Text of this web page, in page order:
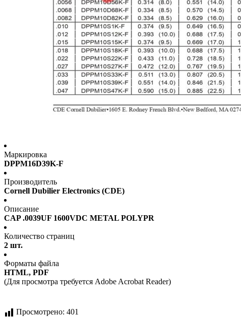
Маркировка
DPPM16D39K-F
Производитель
Cornell Dubilier Electronics (CDE)
Описание
CAP .0039UF 1600VDC METAL POLYPR
Количество страниц
2 шт.
Форматы файла
HTML, PDF
(Для просмотра требуется Adobe Acrobat Reader)
Просмотрено: 401